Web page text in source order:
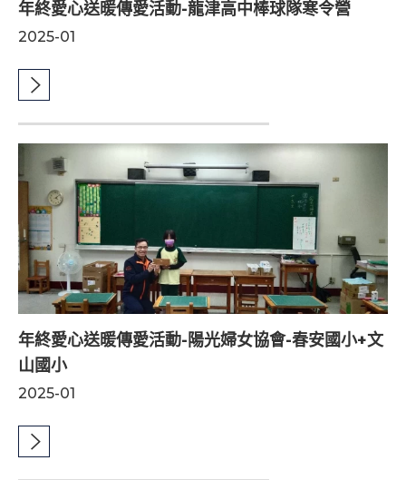
年終愛心送暖傳愛活動-龍津高中棒球隊寒令營
2025-01
年終愛心送暖傳愛活動-陽光婦女協會-春安國小+文
山國小
2025-01